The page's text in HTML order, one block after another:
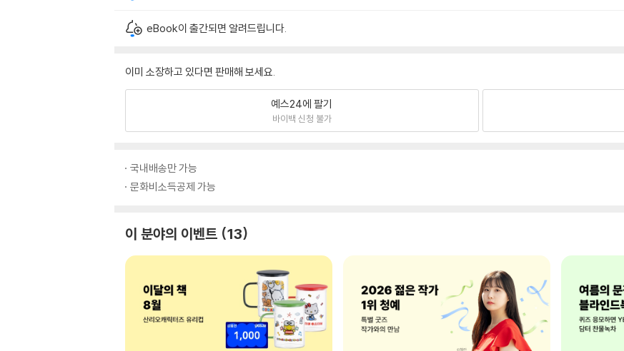
eBook이 출간되면 알려드립니다.
이미 소장하고 있다면 판매해 보세요.
예스24에 팔기
바이백 신청 불가
국내배송만 가능
문화비소득공제 가능
이 분야의 이벤트 13